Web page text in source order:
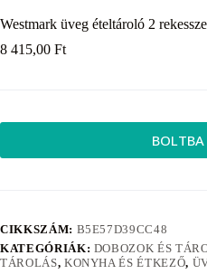
Westmark üveg ételtároló 2
8 415,00 Ft
BOLTBA
CIKKSZÁM: B5E57D39CC48
KATEGÓRIÁK: DOBOZOK ÉS
TÁROLÁS, KONYHA ÉS ÉTKEZŐ,